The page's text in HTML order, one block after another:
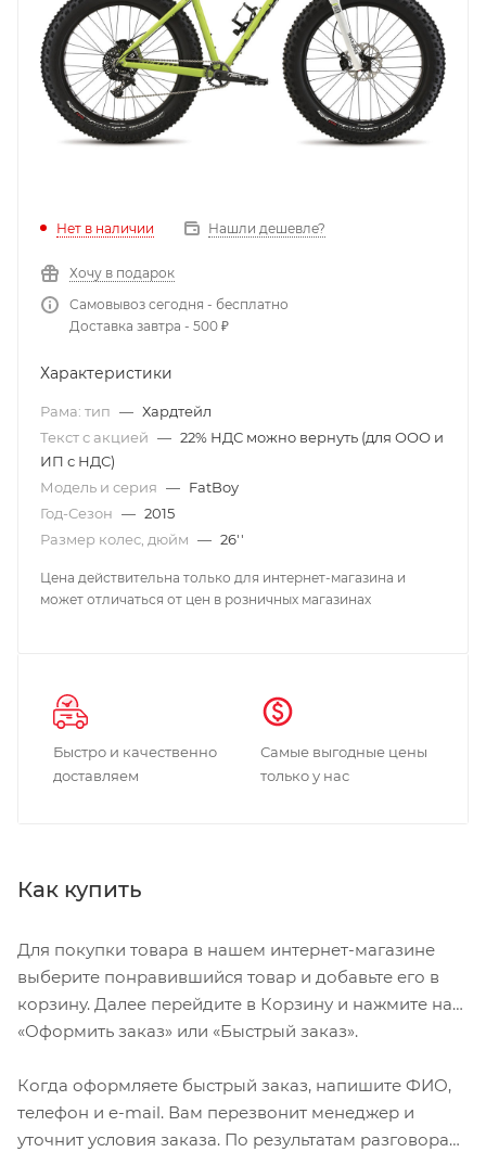
Нет в наличии Нашли дешевле?
Хочу в подарок
Самовывоз сегодня - бесплатно
Доставка завтра - 500 ₽
Характеристики
Рама: тип — Хардтейл
Текст с акцией — 22% НДС можно вернуть (для ООО и
ИП с НДС)
Модель и серия — FatBoy
Год-Сезон — 2015
Размер колес, дюйм — 26''
Цена действительна только для интернет-магазина и
может отличаться от цен в розничных магазинах
Быстро и качественно
доставляем
Самые выгодные цены
только у нас
Как купить
Для покупки товара в нашем интернет-магазине
выберите понравившийся товар и добавьте его в
корзину. Далее перейдите в Корзину и нажмите на
«Оформить заказ» или «Быстрый заказ».
Когда оформляете быстрый заказ, напишите ФИО,
телефон и e-mail. Вам перезвонит менеджер и
уточнит условия заказа. По результатам разговора